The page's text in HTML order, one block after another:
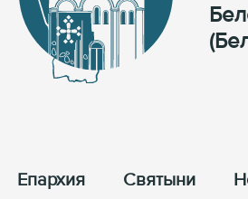
Епархия Cвятыни